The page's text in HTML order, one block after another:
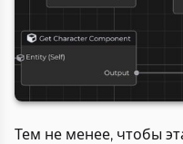
Тем не менее, чтобы